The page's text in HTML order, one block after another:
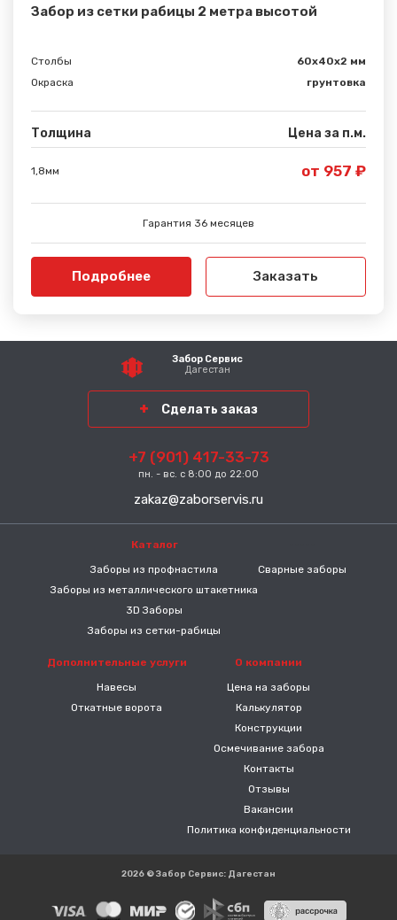
Забор из сетки рабицы 2 метра высотой
Столбы
60х40х2 мм
Окраска
грунтовка
Толщина Цена за п.м.
1,8мм от 957 ₽
Гарантия 36 месяцев
Подробнее Заказать
Забор Сервис
Дагестан
Сделать заказ
+7 (901) 417-33-73
пн. - вс. с 8:00 до 22:00
zakaz@zaborservis.ru
Каталог
Заборы из профнастила
Заборы из металлического штакетника
3D Заборы
Заборы из сетки-рабицы
Сварные заборы
Дополнительные услуги
Навесы
Откатные ворота
О компании
Цена на заборы
Калькулятор
Конструкции
Осмечивание забора
Контакты
Отзывы
Вакансии
Политика конфиденциальности
2026 © Забор Сервис: Дагестан